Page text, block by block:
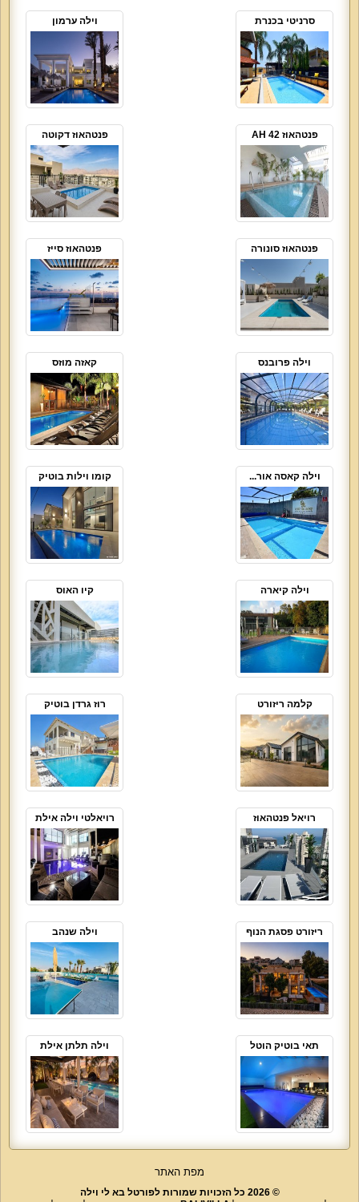
סרניטי בכנרת וילה ערמון
פנטהאוז AH 42 פנטהאוז דקוטה
פנטהאוז סונורה פנטהאוז סייז
וילה פרובנס קאזה מוזס
וילה קאסה אור... קומו וילות בוטיק
וילה קיארה קיו האוס
קלמה ריזורט רוז גרדן בוטיק
רויאל פנטהאוז רויאלטי וילה אילת
ריזורט פסגת הנוף וילה שנהב
תאי בוטיק הוטל וילה תלתן אילת
מפת האתר
© 2026 כל הזכויות שמורות לפורטל בא לי וילה